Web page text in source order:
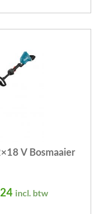
V Bosmaaier
prijs
Huidige prijs is:
incl. btw